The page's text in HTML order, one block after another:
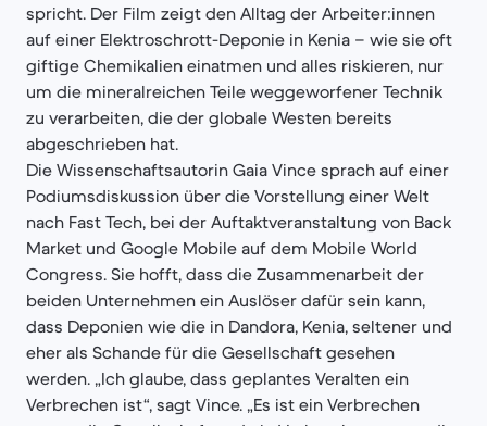
spricht. Der Film zeigt den Alltag der Arbeiter:innen
auf einer Elektroschrott-Deponie in Kenia – wie sie oft
giftige Chemikalien einatmen und alles riskieren, nur
um die mineralreichen Teile weggeworfener Technik
zu verarbeiten, die der globale Westen bereits
abgeschrieben hat.
Die Wissenschaftsautorin Gaia Vince sprach auf einer
Podiumsdiskussion über die Vorstellung einer Welt
nach Fast Tech, bei der Auftaktveranstaltung von Back
Market und Google Mobile auf dem Mobile World
Congress. Sie hofft, dass die Zusammenarbeit der
beiden Unternehmen ein Auslöser dafür sein kann,
dass Deponien wie die in Dandora, Kenia, seltener und
eher als Schande für die Gesellschaft gesehen
werden. „Ich glaube, dass geplantes Veralten ein
Verbrechen ist“, sagt Vince. „Es ist ein Verbrechen